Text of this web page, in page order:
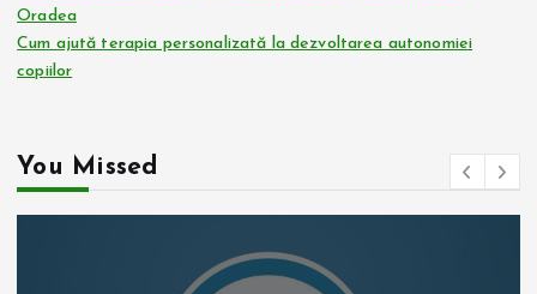
Oradea
Cum ajută terapia personalizată la dezvoltarea autonomiei
copiilor
You Missed